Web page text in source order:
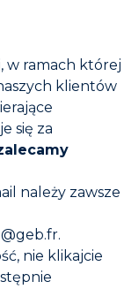
woda z
w ramach której
klientów
się za
należy zawsze
nie klikajcie